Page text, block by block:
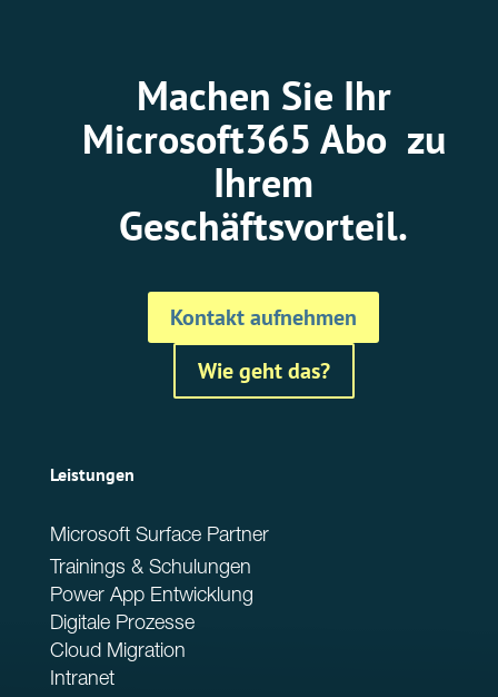
Machen Sie Ihr
Microsoft365 Abo zu
Ihrem
Geschäftsvorteil.
Kontakt aufnehmen
Wie geht das?
Leistungen
Microsoft Surface Partner
Trainings & Schulungen
Power App Entwicklung
Digitale Prozesse
Cloud Migration
Intranet